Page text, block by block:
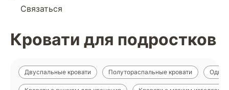
Связаться
Кровати для подростков
Двуспальные кровати Полутораспальные кровати